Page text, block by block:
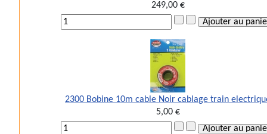
249,00 €
2300 Bobine 10m cable Noir cablage train
5,00 €